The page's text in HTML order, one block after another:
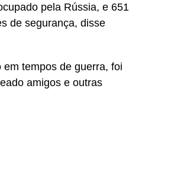
pela Rússia, e 651
de segurança, disse
tempos de guerra, foi
amigos e outras